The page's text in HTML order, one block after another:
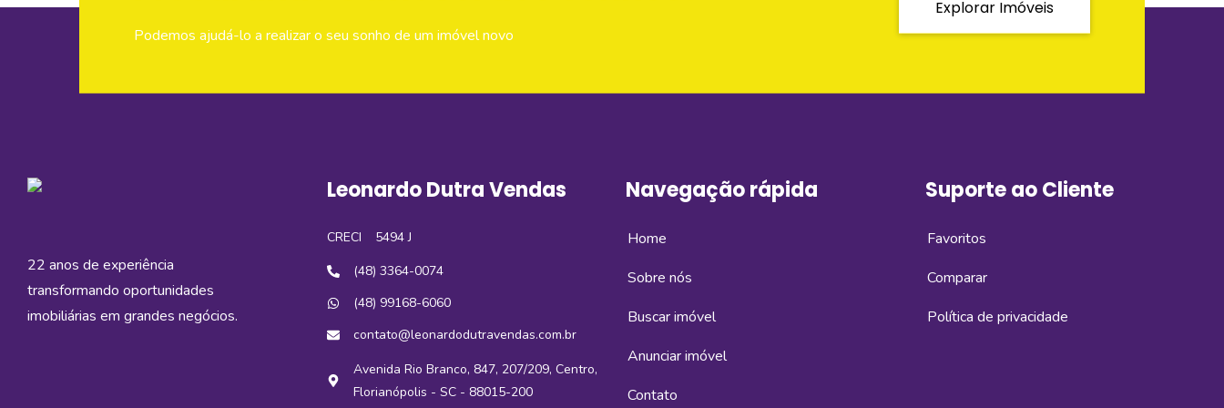
Podemos ajudá-lo a realizar o seu sonho de um imóvel novo
Explorar Imóveis
22 anos de experiência
transformando oportunidades
imobiliárias em grandes negócios.
Leonardo Dutra Vendas
CRECI
5494 J
(48) 3364-0074
(48) 99168-6060
contato@leonardodutravendas.com.br
Avenida Rio Branco, 847, 207/209, Centro,
Florianópolis - SC - 88015-200
Navegação rápida
Home
Sobre nós
Buscar imóvel
Anunciar imóvel
Contato
Suporte ao Cliente
Favoritos
Comparar
Política de privacidade